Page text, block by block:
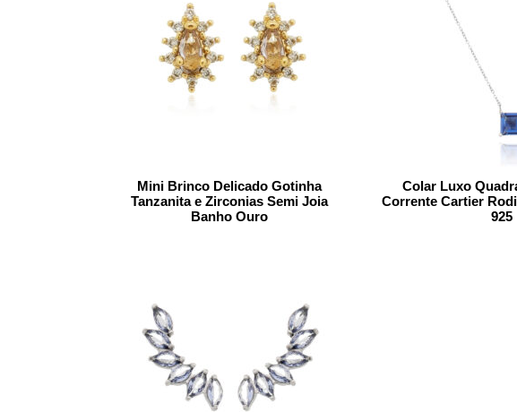
Mini Brinco Delicado Gotinha
Tanzanita e Zirconias Semi Joia
Banho Ouro
Colar Luxo
Corrente Cartier
925